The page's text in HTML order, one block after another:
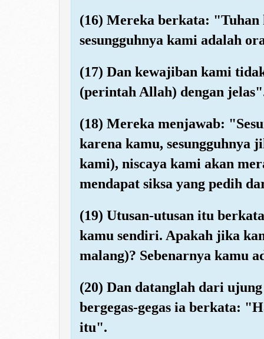
(16) Mereka berkata: "Tuhan
sesungguhnya kami adalah
(17) Dan kewajiban kami
(perintah Allah) dengan
(18) Mereka menjawab:
karena kamu, sesungguhnya
kami), niscaya kami akan
mendapat siksa yang pedih
(19) Utusan-utusan itu
kamu sendiri. Apakah jika
malang)? Sebenarnya kamu
(20) Dan datanglah dari
bergegas-gegas ia berkata:
itu".